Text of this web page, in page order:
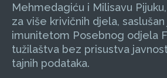
Mehmedagiću i Milisavu
za više krivičnih djela,
imunitetom Posebnog odjela
tužilaštva bez prisustva
tajnih podataka.